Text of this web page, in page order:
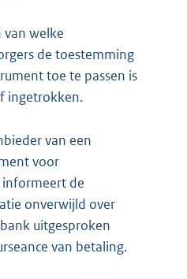
van welke
de toestemming
toe te passen is
ingetrokken.
van een
voor
de
onverwijld over
uitgesproken
van betaling.